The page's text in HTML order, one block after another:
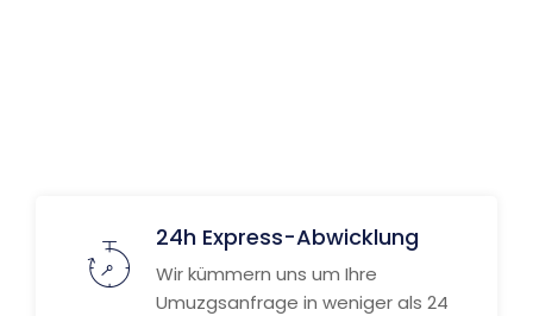
24h Express-Abwicklung
Wir kümmern uns um Ihre
Umuzgsanfrage in weniger als 24